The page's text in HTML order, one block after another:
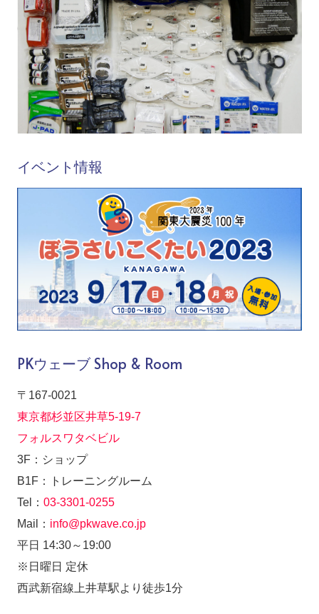
イベント情報
PKウェーブ Shop & Room
〒167-0021
東京都杉並区井草5-19-7
フォルスワタベビル
3F：ショップ
B1F：トレーニングルーム
Tel： 03-3301-0255
Mail： info@pkwave.co.jp
平日 14:30～19:00
※日曜日 定休
西武新宿線上井草駅より徒歩1分